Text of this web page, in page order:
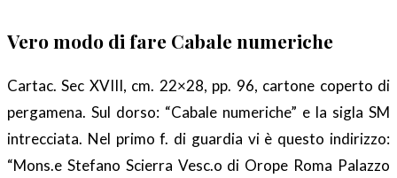
Vero modo di fare Cabale numeriche
Cartac. Sec XVIII, cm. 22×28, pp. 96, cartone coperto di
pergamena. Sul dorso: “Cabale numeriche” e la sigla SM
intrecciata. Nel primo f. di guardia vi è questo indirizzo:
“Mons.e Stefano Scierra Vesc.o di Orope Roma Palazzo